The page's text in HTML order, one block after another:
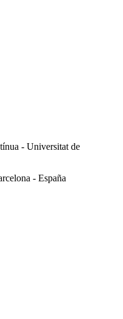
- Universitat de
- España